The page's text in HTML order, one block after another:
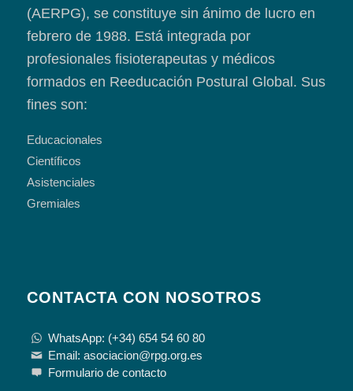
(AERPG), se constituye sin ánimo de lucro en
febrero de 1988. Está integrada por
profesionales fisioterapeutas y médicos
formados en Reeducación Postural Global. Sus
fines son:
Educacionales
Científicos
Asistenciales
Gremiales
CONTACTA CON NOSOTROS
WhatsApp: (+34) 654 54 60 80
Email: asociacion@rpg.org.es
Formulario de contacto